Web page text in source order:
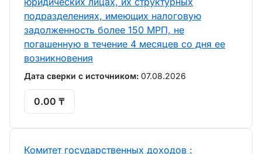
подразделениях, имеющих налоговую
задолженность более 150 МРП, не
погашенную в течение 4 месяцев со дня ее
возникновения
Дата сверки с источником: 07.08.2026
0.00 ₸
Комитет государственных доходов :